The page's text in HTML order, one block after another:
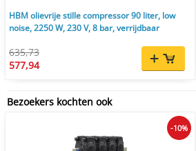
HBM olievrije stille compressor 90 liter, low
noise, 2250 W, 230 V, 8 bar, verrijdbaar
635,73
577,94
Bezoekers kochten ook
-10%